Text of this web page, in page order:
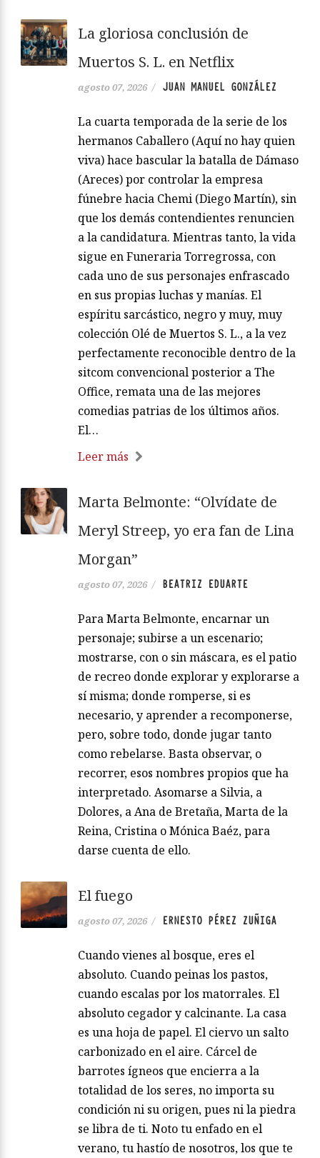
La gloriosa conclusión de
Muertos S. L. en Netflix
agosto 07, 2026 / JUAN MANUEL GONZÁLEZ
La cuarta temporada de la serie de los
hermanos Caballero (Aquí no hay quien
viva) hace bascular la batalla de Dámaso
(Areces) por controlar la empresa
fúnebre hacia Chemi (Diego Martín), sin
que los demás contendientes renuncien
a la candidatura. Mientras tanto, la vida
sigue en Funeraria Torregrossa, con
cada uno de sus personajes enfrascado
en sus propias luchas y manías. El
espíritu sarcástico, negro y muy, muy
colección Olé de Muertos S. L., a la vez
perfectamente reconocible dentro de la
sitcom convencional posterior a The
Office, remata una de las mejores
comedias patrias de los últimos años.
El…
Leer más
Marta Belmonte: “Olvídate de
Meryl Streep, yo era fan de Lina
Morgan”
agosto 07, 2026 / BEATRIZ EDUARTE
Para Marta Belmonte, encarnar un
personaje; subirse a un escenario;
mostrarse, con o sin máscara, es el patio
de recreo donde explorar y explorarse a
sí misma; donde romperse, si es
necesario, y aprender a recomponerse,
pero, sobre todo, donde jugar tanto
como rebelarse. Basta observar, o
recorrer, esos nombres propios que ha
interpretado. Asomarse a Silvia, a
Dolores, a Ana de Bretaña, Marta de la
Reina, Cristina o Mónica Baéz, para
darse cuenta de ello.
El fuego
agosto 07, 2026 / ERNESTO PÉREZ ZUÑIGA
Cuando vienes al bosque, eres el
absoluto. Cuando peinas los pastos,
cuando escalas por los matorrales. El
absoluto cegador y calcinante. La casa
es una hoja de papel. El ciervo un salto
carbonizado en el aire. Cárcel de
barrotes ígneos que encierra a la
totalidad de los seres, no importa su
condición ni su origen, pues ni la piedra
se libra de ti. Noto tu enfado en el
verano, tu hastío de nosotros, los que te